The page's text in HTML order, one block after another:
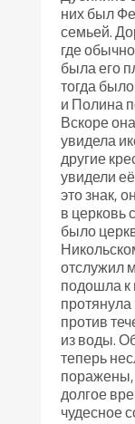
них был
семьей.
где
была его
тогда
и Полина
Вскоре
увидела
другие
увидели
это знак,
в церковь
было
отслужил
подошла
против
из воды.
теперь
поражены,
долгое
чудесное